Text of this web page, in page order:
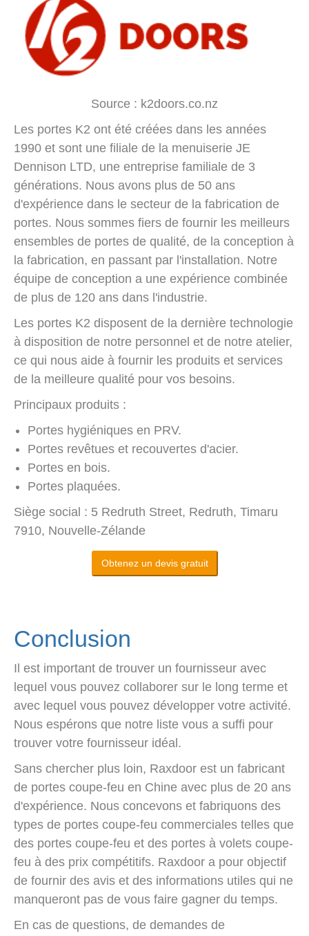
Source : k2doors.co.nz
Les portes K2 ont été créées dans les années
1990 et sont une filiale de la menuiserie JE
Dennison LTD, une entreprise familiale de 3
générations. Nous avons plus de 50 ans
d'expérience dans le secteur de la fabrication de
portes. Nous sommes fiers de fournir les meilleurs
ensembles de portes de qualité, de la conception à
la fabrication, en passant par l'installation. Notre
équipe de conception a une expérience combinée
de plus de 120 ans dans l'industrie.
Les portes K2 disposent de la dernière technologie
à disposition de notre personnel et de notre atelier,
ce qui nous aide à fournir les produits et services
de la meilleure qualité pour vos besoins.
Principaux produits :
Portes hygiéniques en PRV.
Portes revêtues et recouvertes d'acier.
Portes en bois.
Portes plaquées.
Siège social : 5 Redruth Street, Redruth, Timaru
7910, Nouvelle-Zélande
Obtenez un devis gratuit
Conclusion
Il est important de trouver un fournisseur avec
lequel vous pouvez collaborer sur le long terme et
avec lequel vous pouvez développer votre activité.
Nous espérons que notre liste vous a suffi pour
trouver votre fournisseur idéal.
Sans chercher plus loin, Raxdoor est un fabricant
de portes coupe-feu en Chine avec plus de 20 ans
d'expérience. Nous concevons et fabriquons des
types de portes coupe-feu commerciales telles que
des portes coupe-feu et des portes à volets coupe-
feu à des prix compétitifs. Raxdoor a pour objectif
de fournir des avis et des informations utiles qui ne
manqueront pas de vous faire gagner du temps.
En cas de questions, de demandes de